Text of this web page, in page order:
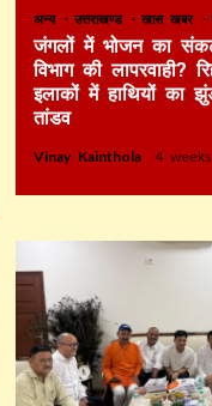
अन्य उत्तराखण्ड खास खबर
जंगलों में भोजन का
विभाग की लापरवाही?
इलाकों में हाथियों का
तांडव
Vinay Kainthola 4